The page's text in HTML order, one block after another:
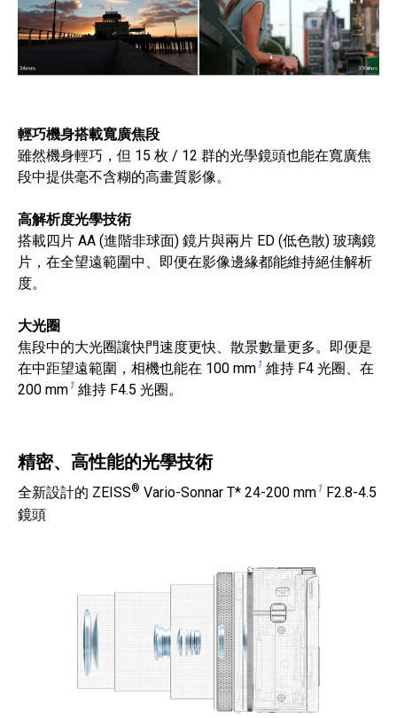
輕巧機身搭載寬廣焦段
雖然機身輕巧，但 15 枚 / 12 群的光學鏡頭也能在寬廣焦
段中提供毫不含糊的高畫質影像。
高解析度光學技術
搭載四片 AA (進階非球面) 鏡片與兩片 ED (低色散) 玻璃鏡
片，在全望遠範圍中、即便在影像邊緣都能維持絕佳解析
度。
大光圈
焦段中的大光圈讓快門速度更快、散景數量更多。即便是
在中距望遠範圍，相機也能在 100 mm1 維持 F4 光圈、在
200 mm1 維持 F4.5 光圈。
精密、高性能的光學技術
全新設計的 ZEISS® Vario-Sonnar T* 24-200 mm1 F2.8-4.5
鏡頭